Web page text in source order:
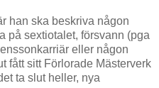
han ska beskriva någon
på sextiotalet, försvann (pga
eller någon
fått sitt Förlorade Mästerverk
ta slut heller, nya